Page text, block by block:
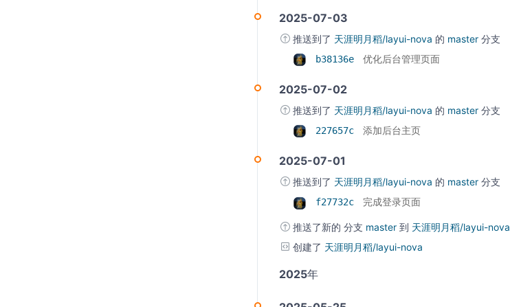
2025-07-03
推送到了 天涯明月稻/layui-nova 的 master分支
b38136e 优化后台管理页面
2025-07-02
推送到了 天涯明月稻/layui-nova 的 master分支
227657c 添加后台主页
2025-07-01
推送到了 天涯明月稻/layui-nova 的 master分支
f27732c 完成登录页面
推送了新的分支 master到 天涯明月稻/layui-nova
创建了 天涯明月稻/layui-nova
2025年